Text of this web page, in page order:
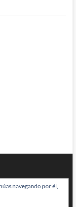
navegando por él,